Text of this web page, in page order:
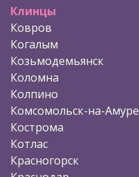
Клинцы
Ковров
Когалым
Козьмодемьянск
Коломна
Колпино
Комсомольск-на-Амуре
Кострома
Котлас
Красногорск